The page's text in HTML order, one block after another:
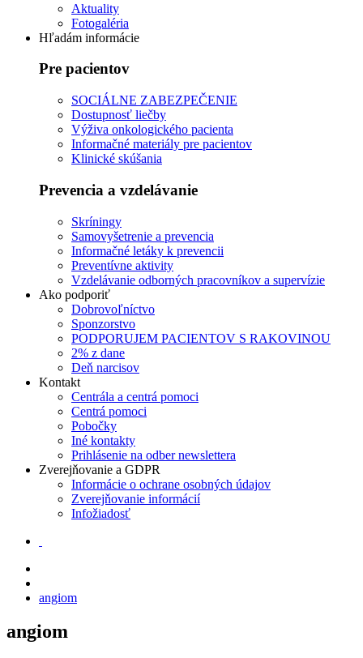
Aktuality
Fotogaléria
Hľadám informácie
Pre pacientov
SOCIÁLNE ZABEZPEČENIE
Dostupnosť liečby
Výživa onkologického pacienta
Informačné materiály pre pacientov
Klinické skúšania
Prevencia a vzdelávanie
Skríningy
Samovyšetrenie a prevencia
Informačné letáky k prevencii
Preventívne aktivity
Vzdelávanie odborných pracovníkov a supervízie
Ako podporiť
Dobrovoľníctvo
Sponzorstvo
PODPORUJEM PACIENTOV S RAKOVINOU
2% z dane
Deň narcisov
Kontakt
Centrála a centrá pomoci
Centrá pomoci
Pobočky
Iné kontakty
Prihlásenie na odber newslettera
Zverejňovanie a GDPR
Informácie o ochrane osobných údajov
Zverejňovanie informácií
Infožiadosť
angiom
angiom